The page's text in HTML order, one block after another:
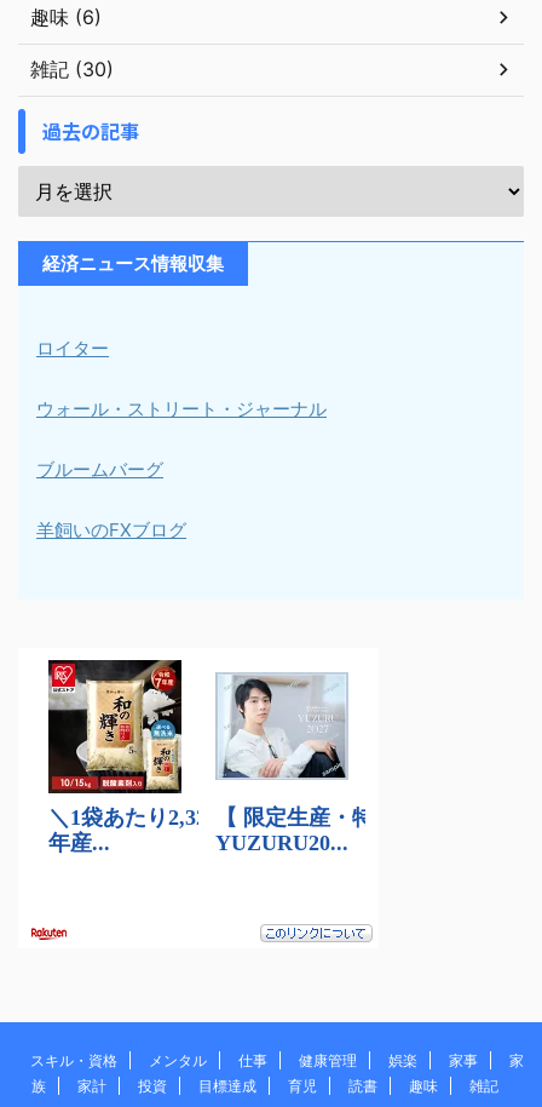
趣味 (6)
雑記 (30)
過去の記事
経済ニュース情報収集
ロイター
ウォール・ストリート・ジャーナル
ブルームバーグ
羊飼いのFXブログ
スキル・資格 メンタル 仕事 健康管理 娯楽 家事
家
族
家計 投資 目標達成 育児 読書 趣味 雑記